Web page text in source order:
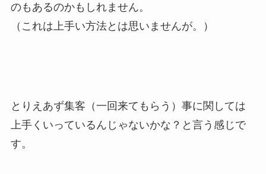
のもあるのかもしれません。
（これは上手い方法とは思いませんが。）
とりえあず集客（一回来てもらう）事に関しては
上手くいっているんじゃないかな？と言う感じで
す。